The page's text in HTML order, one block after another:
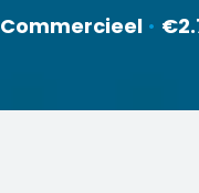
Commercieel •